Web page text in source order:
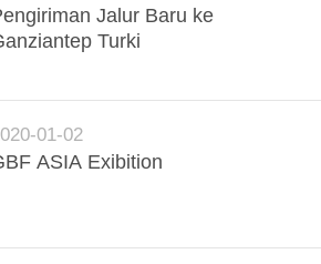
Jalur Baru ke
Turki
01-02
ASIA Exibition